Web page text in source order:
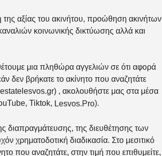
της αξίας του ακινήτου, προώθηση ακινήτων
κοινωνικής δικτύωσης αλλά και
μια πληθώρα αγγελιών σε ότι αφορά
δεν βρήκατε το ακίνητο που αναζητάτε
) , ακολουθήστε μας στα μέσα
, Tiktok, Lesvos.Pro).
διαπραγμάτευσης, της διευθέτησης των
χρηματοδοτική διαδικασία. Στο μεσιτικό
που αναζητάτε, στην τιμή που επιθυμείτε,